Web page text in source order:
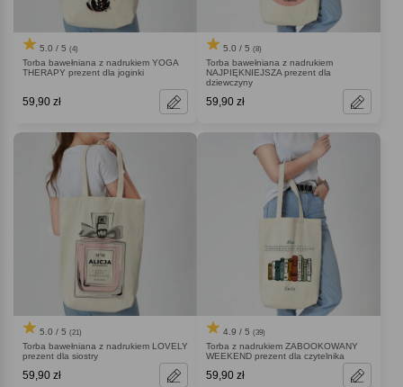
5.0 / 5 (4)
Torba bawełniana z nadrukiem YOGA
THERAPY prezent dla joginki
59,90 zł
5.0 / 5 (8)
Torba bawełniana z nadrukiem
NAJPIĘKNIEJSZA prezent dla
dziewczyny
59,90 zł
5.0 / 5 (21)
Torba bawełniana z nadrukiem LOVELY
prezent dla siostry
59,90 zł
4.9 / 5 (39)
Torba z nadrukiem ZABOOKOWANY
WEEKEND prezent dla czytelnika
59,90 zł